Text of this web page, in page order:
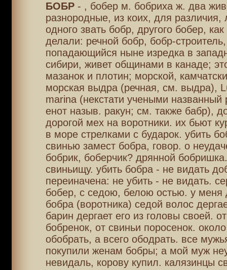
БОБР- , бобер м. бобриха ж. два
разнородные, из коих, для
одного звать бобр, другого бобер,
делали: речной бобр, бобр-
попадающийся ныне изредка в
сибири, живет общинами в канаде;
мазанок и плотин; морской,
морская выдра (речная, см. выдра),
marina (некстати учеными названный
енот назыв. ракун; см. также бабр),
дорогой мех на воротники. их бьют
в море стрелками с бударок. убить
свинью замест бобра, говор. о
бобрик, боберчик? дрянной
свиньищу. убить бобра - не видать
переиначена: не убить - не видать.
бобер, с седою, белою остью. у меня
бобра (воротника) седой волос
барин дергает его из головы своей.
бобренок, от свиньи поросенок.
обобрать, а всего ободрать. все
покупили женам бобры; а мой муж
невидаль, корову купил. калязинцы